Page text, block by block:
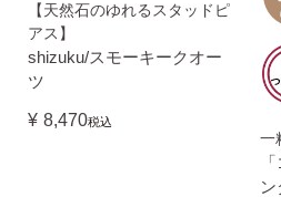
全ての商
ピアスの大きさで選ぶ
【天然石のゆれるスタッドピ
アス】
shizuku/スモーキークオー
ツ
¥ 8,470税込
一